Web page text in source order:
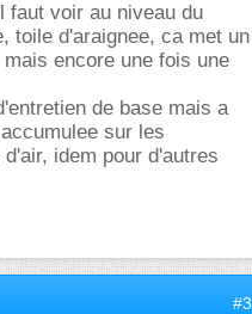
faut voir au niveau du
toile d'araignee, ca met un
encore une fois une
de base mais a
sur les
idem pour d'autres
#3